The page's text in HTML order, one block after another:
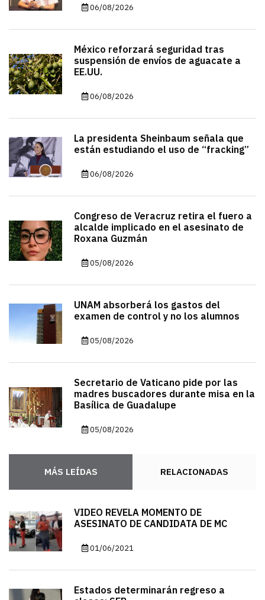
06/08/2026
México reforzará seguridad tras
suspensión de envíos de aguacate a
EE.UU.
06/08/2026
La presidenta Sheinbaum señala que
están estudiando el uso de “fracking”
06/08/2026
Congreso de Veracruz retira el fuero a
alcalde implicado en el asesinato de
Roxana Guzmán
05/08/2026
UNAM absorberá los gastos del
examen de control y no los alumnos
05/08/2026
Secretario de Vaticano pide por las
madres buscadores durante misa en la
Basílica de Guadalupe
05/08/2026
MÁS LEÍDAS RELACIONADAS
VIDEO REVELA MOMENTO DE
ASESINATO DE CANDIDATA DE MC
01/06/2021
Estados determinarán regreso a